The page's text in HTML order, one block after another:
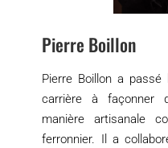
Pierre Boillon
Pierre Boillon a
carrière à façonner
manière artisanale
ferronnier. Il a